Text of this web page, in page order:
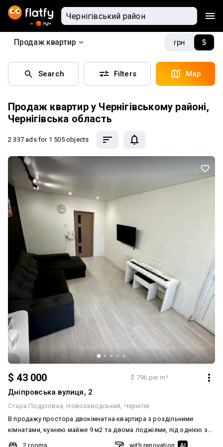
Продаж квартир грн $
Search Filters Map
Продаж квартир у Чернігівському районі,
Чернігівська область
2 337 ads for 1 505 objects
$ 43 000 $ 796 per m²
Дніпровська вулиця, 2
Стара Подусовка Новозаводський Чернігів
В продажу простора двокімнатна квартира з роздільними
кімнатами, кухнею майже 9 м2 та двома лоджіями, під однією з
яких погріб. Квартира на першому поверсі дев'ятиповерхівки,
2 rooms
with renovation AI